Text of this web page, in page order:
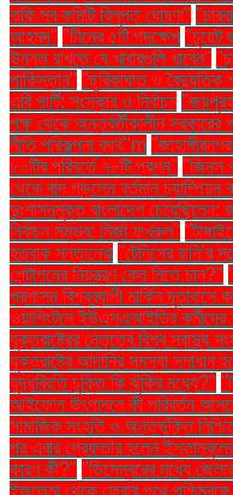
বাকি সব কমিটি বিলুপ্ত ঘোষণা"
আহমদ" "চীনের ৫টি পদক্ষেপ "চুয়েট
উন্নত রাখতে যে খাবারগুলি খাবেন"
পাকিস্তান" "ছুরিকাঘাত ও বৈদ্যুতিক
এবি পার্টি: সংস্কার ও নির্বাচন
পক্ষ থেকে অন্তর্বর্তীকালীন সরকারের
নীতি পরিকল্পনা ব্যর্থ"m
৮০টির পরিবর্তে ৭৮টি প্রশ্ন" "জিনস
থেকে বাদ পড়লেন বর্তমান চ্যাম্পিয়ন
দুঃশাসনমুক্ত বাংলাদেশ চেয়েছিলেন:
নির্বাচন সম্ভব: মির্জা ফখরুল"
হতবাক সন্তানেরা "টেনিসের রানি’র
পেন্টাগনের নিয়ন্ত্রণ কেন নিতে চান?"
প্রশাসন বিশ্বব্যাপী মার্কিন দূতাবাসে
ওয়াশিংটনে ইউএসএআইডির কর্মীদের
যুক্তরাষ্ট্রের নেতৃত্বে বিশ্ব স্বাস্থ্য
যুক্তরাষ্ট্রে আদানির সমস্যা সমাধান
যুদ্ধবিরতি চুক্তি কি ঝুঁকির মধ্যে?"
আইফোন উৎপাদনে কী পরিবর্তন
সামাজিক সংহতি ও অন্তর্ভুক্তি
পর এবার গ্রেফতার হলেন
কারণ কী?" "ডিসেম্বরের মধ্যে
ইজতেমা থেকে ফেরার পথে